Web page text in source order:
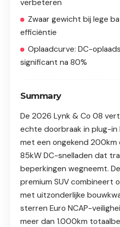
verbeteren
Zwaar gewicht bij lege
efficiëntie
Oplaadcurve: DC-
significant na 80%
Summary
De 2026 Lynk & Co 08
echte doorbraak in plug-
met een ongekend 200km
85kW DC-snelladen dat
beperkingen wegneemt.
premium SUV combineert
met uitzonderlijke
sterren Euro NCAP-
meer dan 1.000km